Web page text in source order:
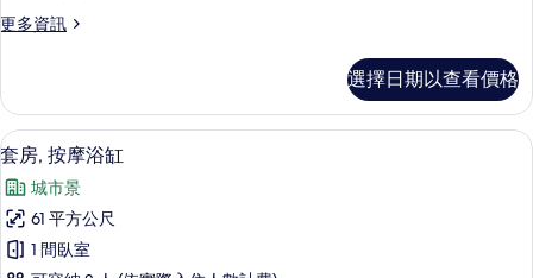
間
室
的
所
有
相
片
更多資訊
更
套
房,
2
臥
室
的
詳
選擇日期以查看價格
顯
示
套
房,
按
套房, 按摩浴缸 | 低過敏寢具、客房內
17
套房, 按摩浴缸
城市景
61 平方公尺
1 間臥室